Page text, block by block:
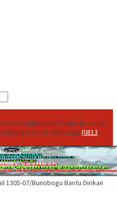
menjadi KABARTODAY.ID. Untuk
kami di whatsapp (0813
1305-07/Bunobogu Bantu Dirikan